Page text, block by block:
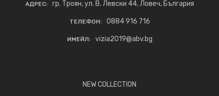
АДРЕС: гр. Троян, ул. В. Левски 44, Ловеч, България
ТЕЛЕФОН: 0884 916 716
ИМЕЙЛ: vizia2019@abv.bg
NEW COLLECTION